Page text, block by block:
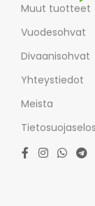
Muut tuotteet
Vuodesohvat
Divaanisohvat
Yhteystiedot
Meista